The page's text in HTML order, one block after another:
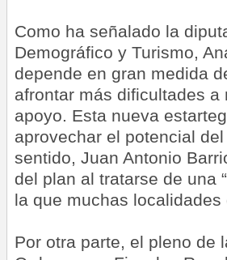
Como ha señalado la
Demográfico y Turismo,
depende en gran medida
afrontar más dificultades
apoyo. Esta nueva
aprovechar el potencial
sentido, Juan Antonio
del plan al tratarse de una
la que muchas
Por otra parte, el pleno de